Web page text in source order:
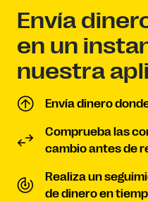
Envía
en un
nuestra
Envía dinero
Comprueba las
cambio antes de
Realiza un
de dinero en